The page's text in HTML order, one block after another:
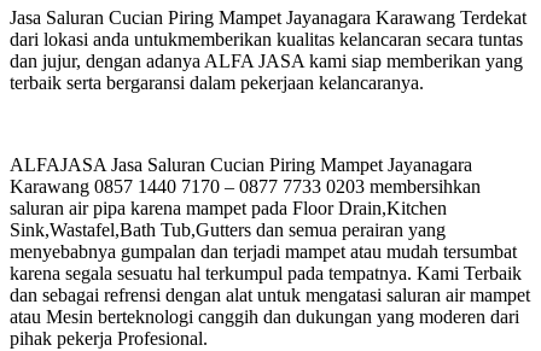
Jasa Saluran Cucian Piring Mampet Jayanagara Karawang Terdekat
dari lokasi anda untukmemberikan kualitas kelancaran secara tuntas
dan jujur, dengan adanya ALFA JASA kami siap memberikan yang
terbaik serta bergaransi dalam pekerjaan kelancaranya.
ALFAJASA Jasa Saluran Cucian Piring Mampet Jayanagara
Karawang 0857 1440 7170 – 0877 7733 0203 membersihkan
saluran air pipa karena mampet pada Floor Drain,Kitchen
Sink,Wastafel,Bath Tub,Gutters dan semua perairan yang
menyebabnya gumpalan dan terjadi mampet atau mudah tersumbat
karena segala sesuatu hal terkumpul pada tempatnya. Kami Terbaik
dan sebagai refrensi dengan alat untuk mengatasi saluran air mampet
atau Mesin berteknologi canggih dan dukungan yang moderen dari
pihak pekerja Profesional.